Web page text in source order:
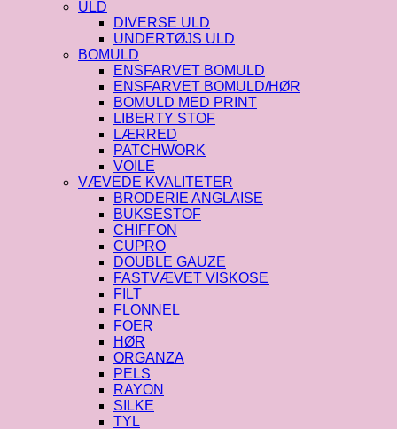
ULD
DIVERSE ULD
UNDERTØJS ULD
BOMULD
ENSFARVET BOMULD
ENSFARVET BOMULD/HØR
BOMULD MED PRINT
LIBERTY STOF
LÆRRED
PATCHWORK
VOILE
VÆVEDE KVALITETER
BRODERIE ANGLAISE
BUKSESTOF
CHIFFON
CUPRO
DOUBLE GAUZE
FASTVÆVET VISKOSE
FILT
FLONNEL
FOER
HØR
ORGANZA
PELS
RAYON
SILKE
TYL